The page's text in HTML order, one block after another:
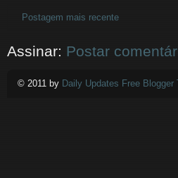
Postagem mais recente
Assinar: Postar
© 2011 by Daily Updates Free Blogger